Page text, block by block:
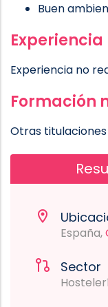
Buen
Experiencia
Experiencia no
Formación
Otras
España,
Sector